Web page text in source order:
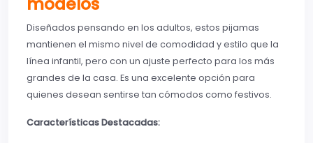
Diseñados pensando en los adultos, estos pijamas
mantienen el mismo nivel de comodidad y estilo que la
línea infantil, pero con un ajuste perfecto para los más
grandes de la casa. Es una excelente opción para
quienes desean sentirse tan cómodos como festivos.
Características Destacadas: